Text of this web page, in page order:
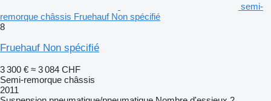
semi-
remorque châssis Fruehauf Non spécifié
8
Fruehauf Non spécifié
3 300 € ≈ 3 084 CHF
Semi-remorque châssis
2011